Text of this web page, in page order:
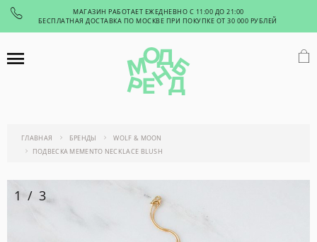
МАГАЗИН РАБОТАЕТ ЕЖЕДНЕВНО С 11:00 ДО 21:00
БЕСПЛАТНАЯ ДОСТАВКА ПО МОСКВЕ ПРИ ПОКУПКЕ ОТ 30 000 РУБЛЕЙ
ГЛАВНАЯ БРЕНДЫ
WOLF & MOON
ПОДВЕСКА MEMENTO NECKLACE BLUSH
1 / 3